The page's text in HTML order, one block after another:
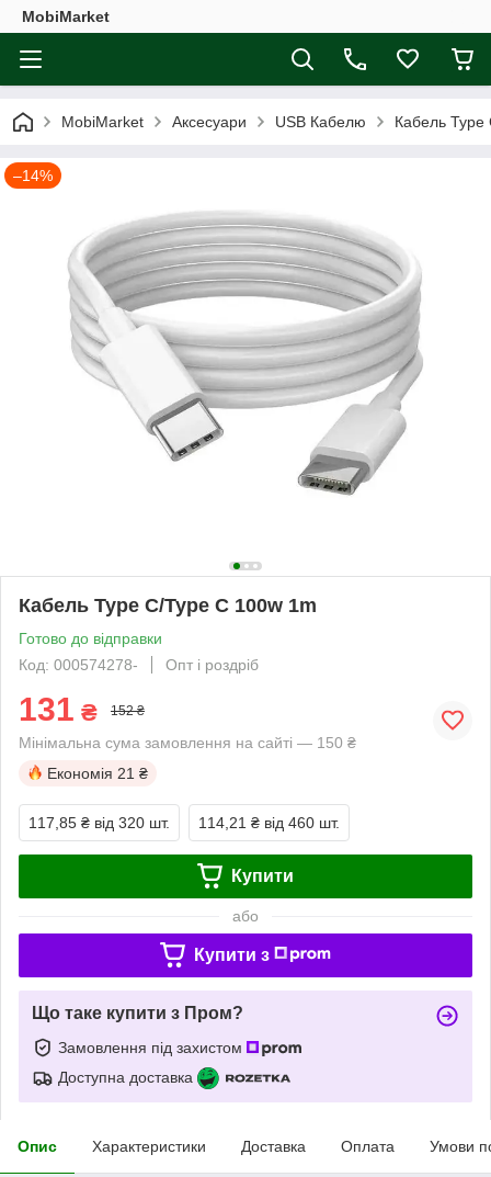
MobiMarket
MobiMarket Аксесуари USB Кабелю Кабель Type
–14%
Кабель Type C/Type C 100w 1m
Готово до відправки
Код: 000574278-
Опт і роздріб
131 ₴ 152 ₴
Мінімальна сума замовлення на сайті — 150 ₴
Економія 21 ₴
117,85 ₴ від 320 шт. 114,21 ₴ від 460 шт.
Купити
або
Купити з
Що таке купити з Пром?
Замовлення під захистом
Доступна доставка
Опис Характеристики Доставка Оплата Умови